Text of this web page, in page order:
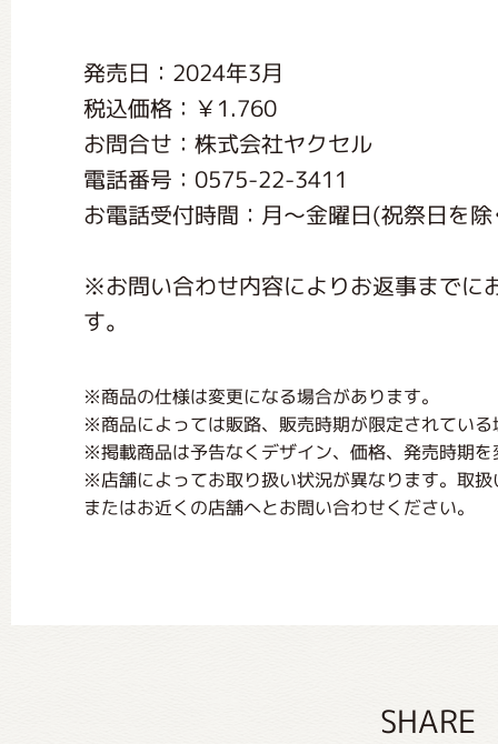
発売日：2024年3月
税込価格：￥1.760
お問合せ：株式会社ヤクセル
電話番号：0575-22-3411
お電話受付時間：月〜金曜日(祝祭日を
※お問い合わせ内容によりお返事までに
す。
※商品の仕様は変更になる場合があります。
※商品によっては販路、販売時期が限定されてい
※掲載商品は予告なくデザイン、価格、発売時期
※店舗によってお取り扱い状況が異なります。取
またはお近くの店舗へとお問い合わせください。
SHARE
くまのがっこう しょくいんしつ
くまのがっこう 家庭科部